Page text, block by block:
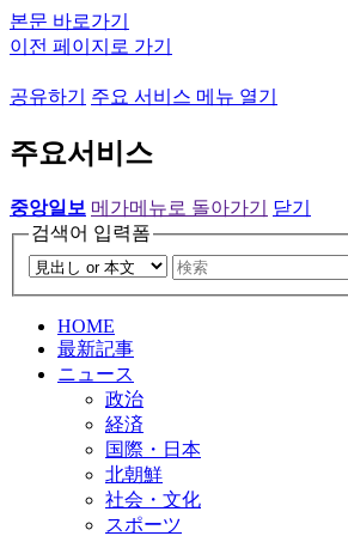
본문 바로가기
이전 페이지로 가기
공유하기 주요 서비스 메뉴 열기
주요서비스
중앙일보 메가메뉴로 돌아가기
닫기
검색어 입력폼
HOME
最新記事
ニュース
政治
経済
国際・日本
北朝鮮
社会・文化
スポーツ